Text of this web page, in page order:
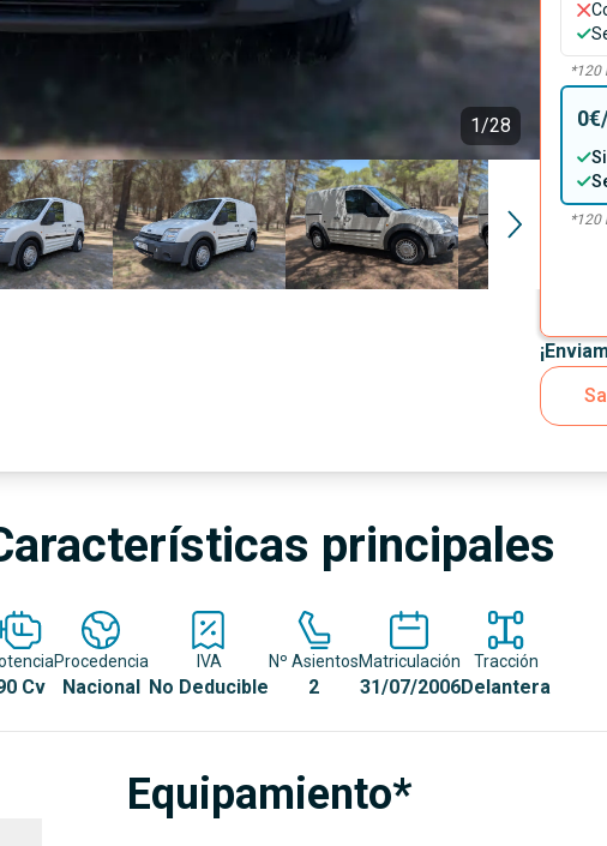
1/28
*120
0€
*120
principales
Cv
Procedencia
Nacional
IVA
No Deducible
Nº Asientos
2
Matriculación
31/07/2006
Tracción
Delantera
Equipamiento*